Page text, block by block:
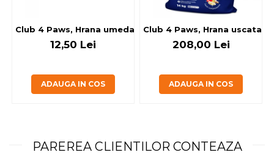
Club 4 Paws, Hrana umeda caini - cu miel, set 5+1, 6x80 g
12,50 Lei
ADAUGA IN COS
Club 4 Paws, Hrana uscata
208,00 Lei
ADAUGA IN COS
PAREREA CLIENTILOR CONTEAZA